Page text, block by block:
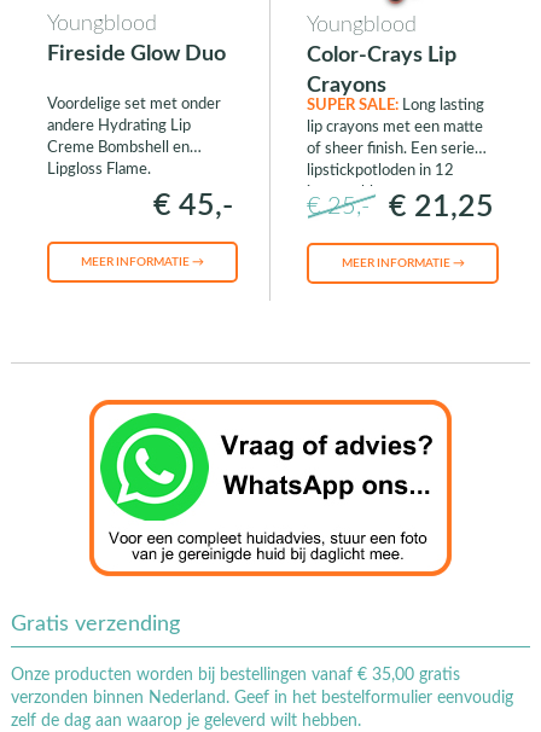
Youngblood
Fireside Glow Duo
Voordelige set met onder
andere Hydrating Lip
Creme Bombshell en
Lipgloss Flame.
€ 45,-
MEER INFORMATIE →
Youngblood
Color-Crays Lip
Crayons
SUPER SALE: Long lasting
lip crayons met een matte
of sheer finish. Een serie
lipstickpotloden in 12
intense kleuren.
€ 25,- € 21,25
MEER INFORMATIE →
Gratis verzending
Onze producten worden bij bestellingen vanaf € 35,00 gratis
verzonden binnen Nederland. Geef in het bestelformulier eenvoudig
zelf de dag aan waarop je geleverd wilt hebben.